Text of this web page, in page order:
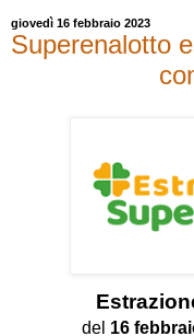
giovedì 16 febbraio 2023
Superenalotto
del 16